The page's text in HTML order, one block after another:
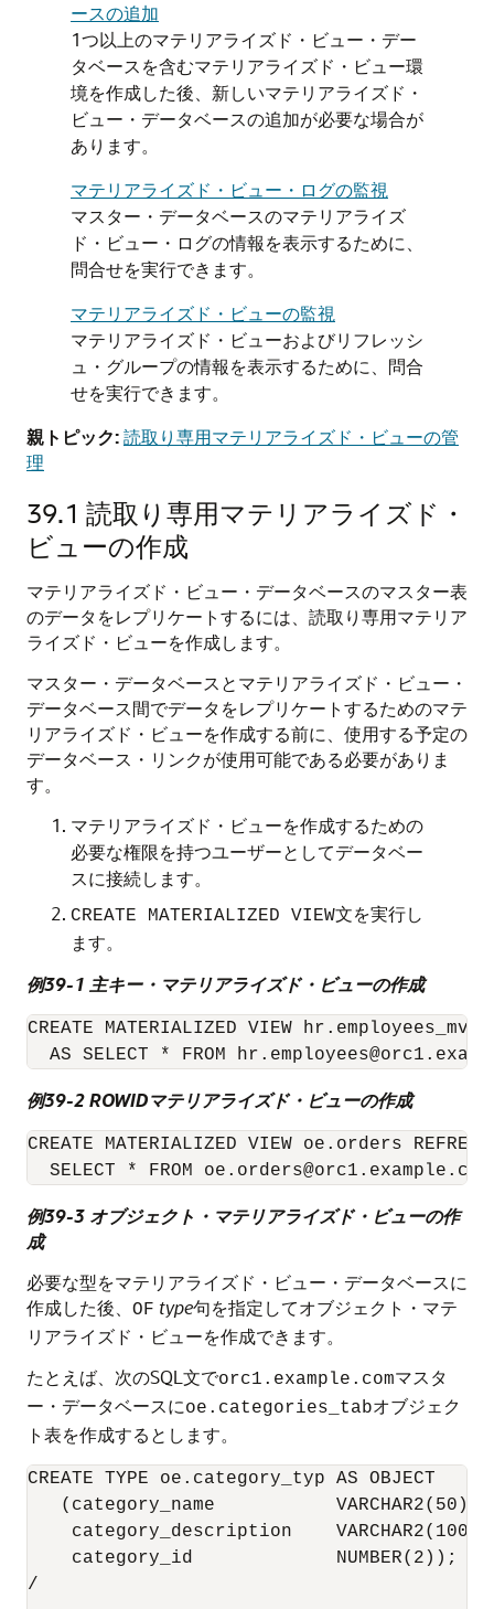
ースの追加
1つ以上のマテリアライズド・ビュー・デー
タベースを含むマテリアライズド・ビュー環
境を作成した後、新しいマテリアライズド・
ビュー・データベースの追加が必要な場合が
あります。
マテリアライズド・ビュー・ログの監視
マスター・データベースのマテリアライズ
ド・ビュー・ログの情報を表示するために、
問合せを実行できます。
マテリアライズド・ビューの監視
マテリアライズド・ビューおよびリフレッシ
ュ・グループの情報を表示するために、問合
せを実行できます。
親トピック:読取り専用マテリアライズド・ビューの管
理
39.1 読取り専用マテリアライズド・
ビューの作成
マテリアライズド・ビュー・データベースのマスター表
のデータをレプリケートするには、読取り専用マテリア
ライズド・ビューを作成します。
マスター・データベースとマテリアライズド・ビュー・
データベース間でデータをレプリケートするためのマテ
リアライズド・ビューを作成する前に、使用する予定の
データベース・リンクが使用可能である必要がありま
す。
マテリアライズド・ビューを作成するための
必要な権限を持つユーザーとしてデータベー
スに接続します。
CREATE MATERIALIZED VIEW文を実行し
ます。
例39-1 主キー・マテリアライズド・ビューの作成
CREATE MATERIALIZED VIEW hr.employees_mv1
AS SELECT * FROM
例39-2 ROWIDマテリアライズド・ビューの作成
CREATE MATERIALIZED VIEW oe.orders
SELECT * FROM
例39-3 オブジェクト・マテリアライズド・ビューの作
成
必要な型をマテリアライズド・ビュー・データベースに
作成した後、 OF type句を指定してオブジェクト・マテ
リアライズド・ビューを作成できます。
たとえば、次のSQL文でorc1.example.comマスタ
ー・データベースにoe.categories_tabオブジェク
ト表を作成するとします。
CREATE TYPE oe.category_typ AS OBJECT
   (category_name           VARCHAR2(50),
category_description
    category_id             NUMBER(2));
/